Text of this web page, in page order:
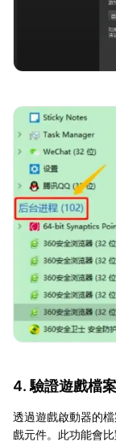
4. 驗證遊戲檔
透過遊戲啟動器的
戲元件。此功能會